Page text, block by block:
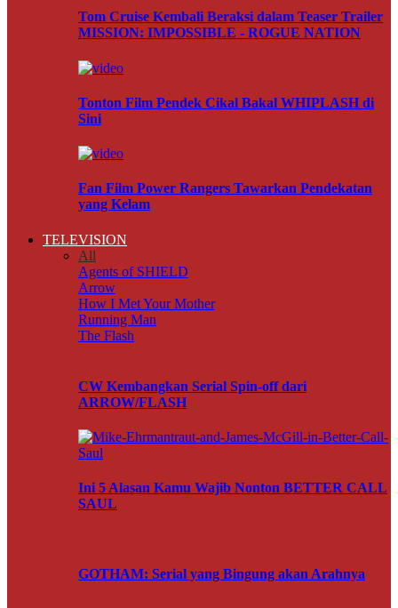
Tom Cruise Kembali Beraksi dalam Teaser Trailer
MISSION: IMPOSSIBLE - ROGUE NATION
Tonton Film Pendek Cikal Bakal WHIPLASH di
Sini
Fan Film Power Rangers Tawarkan Pendekatan
yang Kelam
TELEVISION
All
Agents of SHIELD
Arrow
How I Met Your Mother
Running Man
The Flash
CW Kembangkan Serial Spin-off dari
ARROW/FLASH
Ini 5 Alasan Kamu Wajib Nonton BETTER CALL
SAUL
GOTHAM: Serial yang Bingung akan Arahnya